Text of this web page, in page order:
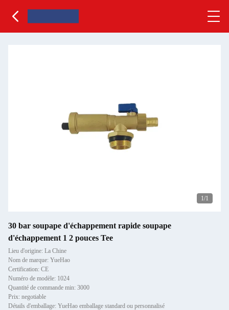
1/1
30 bar soupape d'échappement rapide soupape
d'échappement 1 2 pouces Tee
Lieu d'origine: La Chine
Nom de marque: YueHao
Certification: CE
Numéro de modèle: 1024
Quantité de commande min: 3000
Prix: negotiable
Détails d'emballage: YueHao emballage standard ou personnalisé